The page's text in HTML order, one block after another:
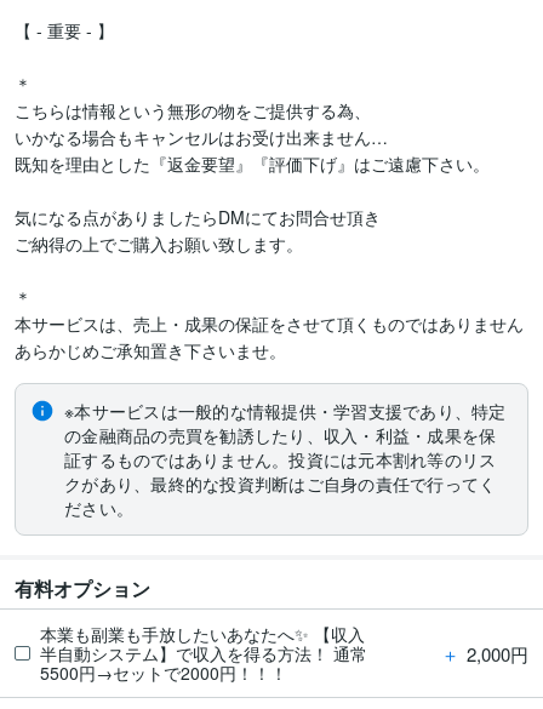
【 - 重要 - 】
＊
こちらは情報という無形の物をご提供する為、
いかなる場合もキャンセルはお受け出来ません…
既知を理由とした『返金要望』『評価下げ』はご遠慮下さい。
気になる点がありましたらDMにてお問合せ頂き
ご納得の上でご購入お願い致します。
＊
本サービスは、売上・成果の保証をさせて頂くものではありません
あらかじめご承知置き下さいませ。
※本サービスは一般的な情報提供・学習支援であり、特定
の金融商品の売買を勧誘したり、収入・利益・成果を保
証するものではありません。投資には元本割れ等のリス
クがあり、最終的な投資判断はご自身の責任で行ってく
ださい。
有料オプション
本業も副業も手放したいあなたへ✨ 【収入
半自動システム】で収入を得る方法！ 通常
5500円→セットで2000円！！！
＋ 2,000円